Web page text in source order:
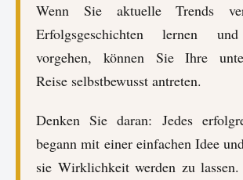
Wenn Sie aktuelle Trends
Erfolgsgeschichten lernen
vorgehen, können Sie Ihre
Reise selbstbewusst antreten.
Denken Sie daran: Jedes
begann mit einer einfachen Idee
sie Wirklichkeit werden zu